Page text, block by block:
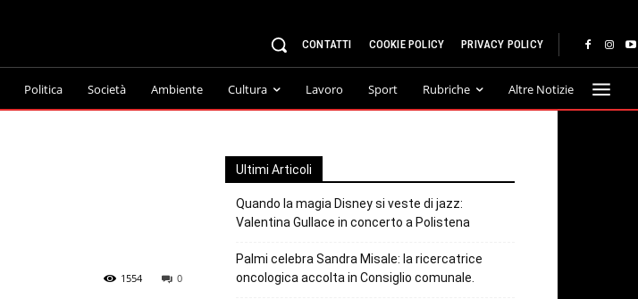
CONTATTI COOKIE POLICY PRIVACY POLICY
Politica Società Ambiente Cultura Lavoro Sport Rubriche Altre Notizie
0
1554
Ultimi Articoli
Quando la magia Disney si veste di jazz:
Valentina Gullace in concerto a Polistena
Palmi celebra Sandra Misale: la ricercatrice
oncologica accolta in Consiglio comunale.